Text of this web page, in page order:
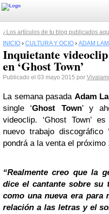
¿Los artículos de tu blog publicados
INICIO › CULTURA Y OCIO › ADAM
Inquietante
en ‘Ghost Town’
Publicado el 03 mayo 2015 por
La semana pasada Adam
single ‘Ghost Town’ y
videoclip. ‘Ghost Town’
nuevo trabajo discográfico
pondrá a la venta el próximo
“Realmente creo que la
dice el cantante sobre su
como una nueva era para
relación a las letras y el